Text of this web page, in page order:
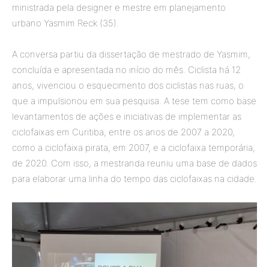
ministrada pela designer e mestre em planejamento
urbano Yasmim Reck (35).
A conversa partiu da dissertação de mestrado de Yasmim,
concluída e apresentada no início do mês. Ciclista há 12
anos, vivenciou o esquecimento dos ciclistas nas ruas, o
que a impulsionou em sua pesquisa. A tese tem como base
levantamentos de ações e iniciativas de implementar as
ciclofaixas em Curitiba, entre os anos de 2007 a 2020,
como a ciclofaixa pirata, em 2007, e a ciclofaixa temporária,
de 2020. Com isso, a mestranda reuniu uma base de dados
para elaborar uma linha do tempo das ciclofaixas na cidade.